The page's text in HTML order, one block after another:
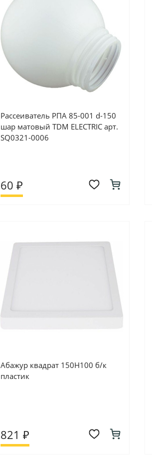
Рассеиватель РПА 85-001 d-150
шар матовый TDM ELECTRIC арт.
SQ0321-0006
60 ₽
Абажур квадрат 150Н100 б/к
пластик
821 ₽